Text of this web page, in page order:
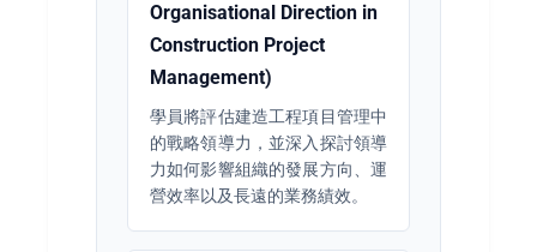
Organisational Direction in
Construction Project
Management)
學員將評估建造工程項目管理中
的戰略領導力，並深入探討領導
力如何影響組織的發展方向、運
營效率以及長遠的業務績效。